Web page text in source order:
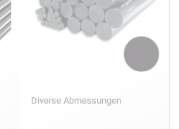
Diverse Abmessungen